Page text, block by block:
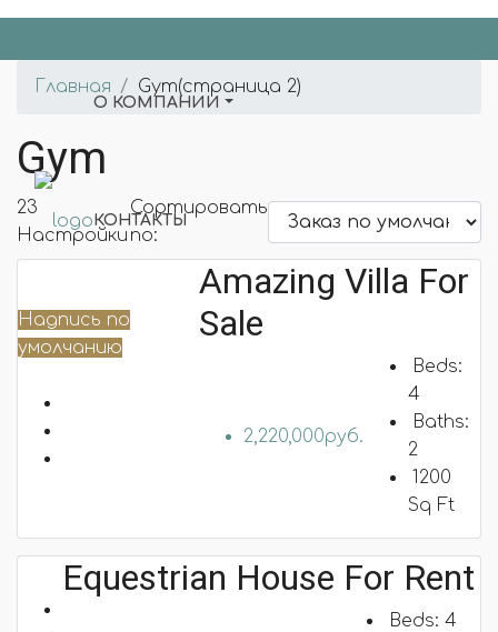
О КОМПАНИИ
КОНТАКТЫ
НОВОСТИ
Главная Gym(страница 2)
Gym
23
Настройки
Сортировать
по:
Надпись по
умолчанию
Amazing Villa For
Sale
2,220,000руб.
Beds:
4
Baths:
2
1200
Sq Ft
Equestrian House For Rent
Beds: 4